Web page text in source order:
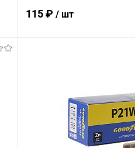
115 ₽ / шт
В избранное